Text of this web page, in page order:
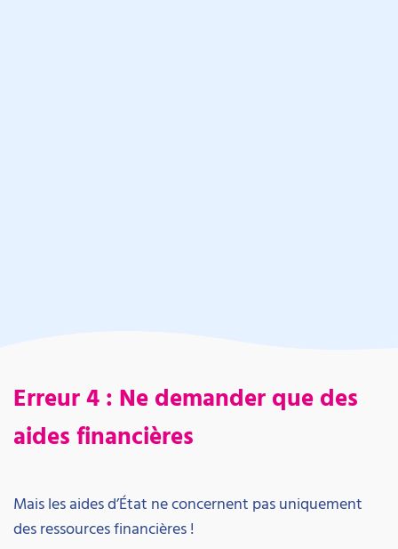
Erreur 4 : Ne demander que des
aides financières
Mais les aides d’État ne concernent pas uniquement
des ressources financières !